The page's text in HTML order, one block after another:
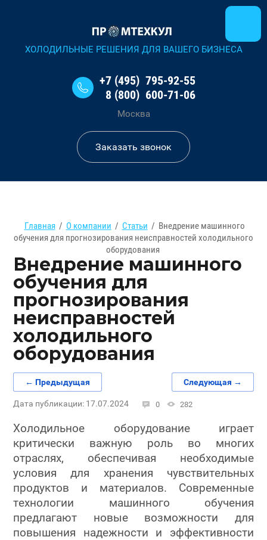
ХОЛОДИЛЬНЫЕ РЕШЕНИЯ ДЛЯ ВАШЕГО БИЗНЕСА
+7 (495) 795-92-55
8 (800) 600-71-06
Москва
Заказать звонок
Главная / О компании / Статьи / Внедрение машинного
обучения для прогнозирования неисправностей холодильного
оборудования
Внедрение машинного
обучения для
прогнозирования
неисправностей
холодильного
оборудования
← Предыдущая Следующая →
Дата публикации: 17.07.2024 0 282
Холодильное оборудование играет
критически важную роль во многих
отраслях, обеспечивая необходимые
условия для хранения чувствительных
продуктов и материалов. Современные
технологии машинного обучения
предлагают новые возможности для
повышения надежности и эффективности